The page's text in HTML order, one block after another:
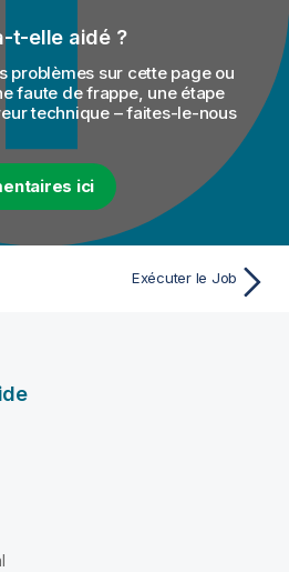
t-elle aidé ?
problèmes sur cette page ou
faute de frappe, une étape
technique – faites-le-nous
ici
Exécuter le Job